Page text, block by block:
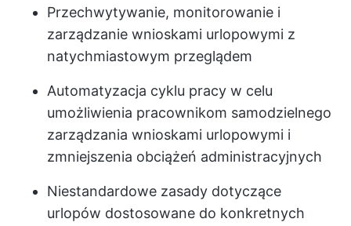
Przechwytywanie, monitorowanie i
zarządzanie wnioskami urlopowymi z
natychmiastowym przeglądem
Automatyzacja cyklu pracy w celu
umożliwienia pracownikom samodzielnego
zarządzania wnioskami urlopowymi i
zmniejszenia obciążeń administracyjnych
Niestandardowe zasady dotyczące
urlopów dostosowane do konkretnych